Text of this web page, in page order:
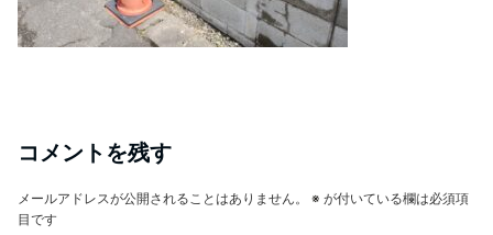
コメントを残す
メールアドレスが公開されることはありません。 ※ が付いている欄は必須項
目です